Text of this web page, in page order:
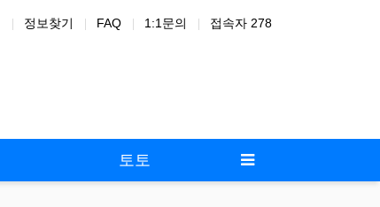
정보찾기 FAQ 1:1문의 접속자 278
토토